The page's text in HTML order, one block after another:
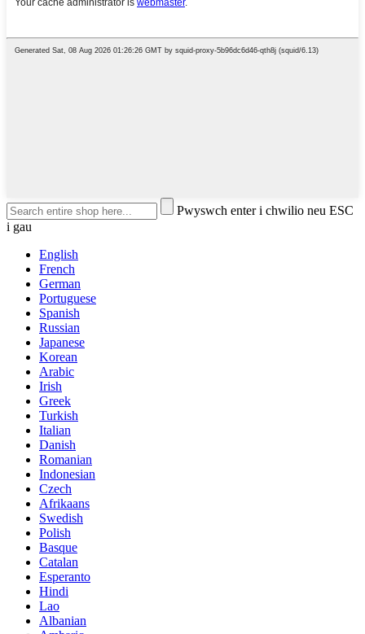
Pwyswch enter i chwilio neu ESC
i gau
English
French
German
Portuguese
Spanish
Russian
Japanese
Korean
Arabic
Irish
Greek
Turkish
Italian
Danish
Romanian
Indonesian
Czech
Afrikaans
Swedish
Polish
Basque
Catalan
Esperanto
Hindi
Lao
Albanian